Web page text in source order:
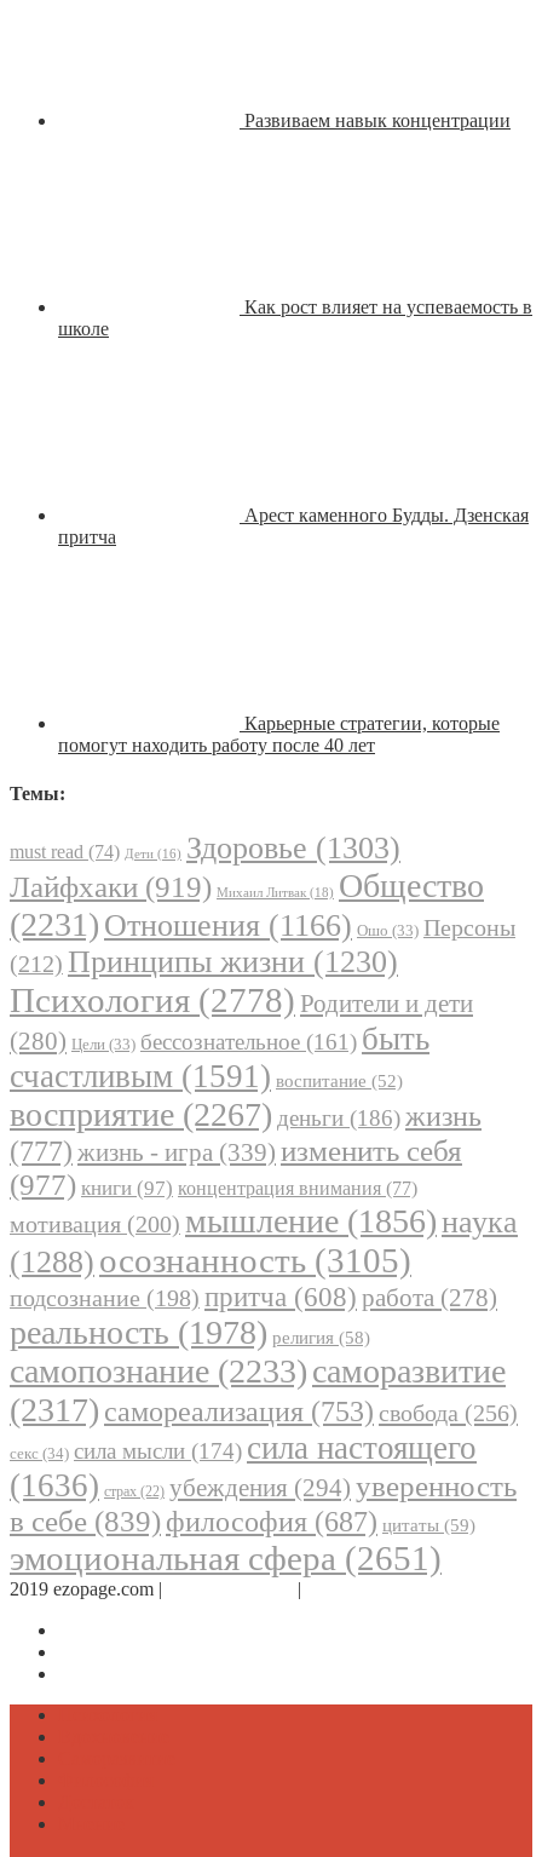
Развиваем навык концентрации
Как рост влияет на успеваемость в
школе
Арест каменного Будды. Дзенская
притча
Карьерные стратегии, которые
помогут находить работу после 40 лет
Темы:
must read (74) Дети (16) Здоровье (1303)
Лайфхаки (919) Михаил Литвак (18) Общество
(2231) Отношения (1166) Ошо (33) Персоны
(212) Принципы жизни (1230)
Психология (2778) Родители и дети
(280) Цели (33) бессознательное (161) быть
счастливым (1591) воспитание (52)
восприятие (2267) деньги (186)жизнь
(777) жизнь - игра (339) изменить себя
(977) книги (97) концентрация внимания (77)
мотивация (200) мышление (1856)наука
(1288) осознанность (3105)
подсознание (198) притча (608) работа (278)
реальность (1978) религия (58)
самопознание (2233)саморазвитие
(2317) самореализация (753) свобода (256)
секс (34) сила мысли (174) сила настоящего
(1636) страх (22) убеждения (294) уверенность
в себе (839) философия (687) цитаты (59)
эмоциональная сфера (2651)
2019 ezopage.com | |